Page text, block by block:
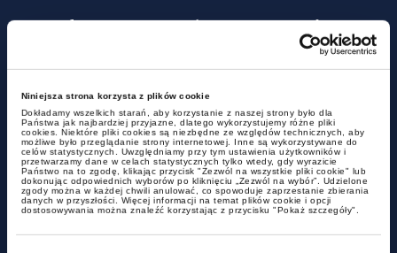
Niniejsza strona korzysta z plików cookie
Dokładamy wszelkich starań, aby korzystanie z naszej strony było dla
Państwa jak najbardziej przyjazne, dlatego wykorzystujemy różne pliki
cookies. Niektóre pliki cookies są niezbędne ze względów technicznych, aby
możliwe było przeglądanie strony internetowej. Inne są wykorzystywane do
celów statystycznych. Uwzględniamy przy tym ustawienia użytkowników i
przetwarzamy dane w celach statystycznych tylko wtedy, gdy wyrazicie
Państwo na to zgodę, klikając przycisk "Zezwól na wszystkie pliki cookie" lub
dokonując odpowiednich wyborów po kliknięciu „Zezwól na wybór”. Udzielone
zgody można w każdej chwili anulować, co spowoduje zaprzestanie zbierania
danych w przyszłości. Więcej informacji na temat plików cookie i opcji
dostosowywania można znaleźć korzystając z przycisku "Pokaż szczegóły".
Sztafeta pokoleń – prawne i
podatkowe aspekty planowania
sukcesyjnego